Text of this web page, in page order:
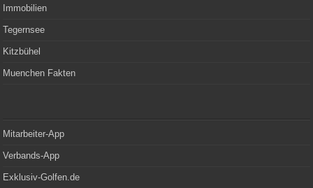
Immobilien
Tegernsee
Kitzbühel
Muenchen Fakten
Mitarbeiter-App
Verbands-App
Exklusiv-Golfen.de